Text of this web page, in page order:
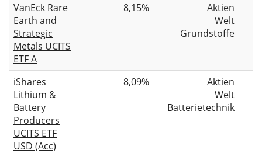
VanEck Rare
Earth and
Strategic
Metals UCITS
ETF A
8,15%
Aktien
Welt
Grundstoffe
iShares
Lithium &
Battery
Producers
UCITS ETF
USD (Acc)
8,09%
Aktien
Welt
Batterietechnik